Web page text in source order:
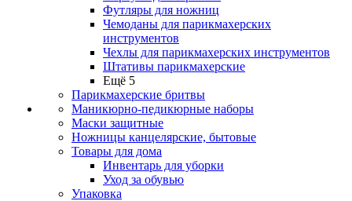
Футляры для ножниц
Чемоданы для парикмахерских
инструментов
Чехлы для парикмахерских инструментов
Штативы парикмахерские
Ещё 5
Парикмахерские бритвы
Маникюрно-педикюрные наборы
Маски защитные
Ножницы канцелярские, бытовые
Товары для дома
Инвентарь для уборки
Уход за обувью
Упаковка